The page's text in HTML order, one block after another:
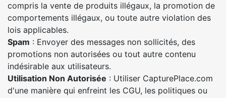
compris la vente de produits illégaux, la promotion de
comportements illégaux, ou toute autre violation des
lois applicables.
Spam : Envoyer des messages non sollicités, des
promotions non autorisées ou tout autre contenu
indésirable aux utilisateurs.
Utilisation Non Autorisée : Utiliser CapturePlace.com
d'une manière qui enfreint les CGU, les politiques ou